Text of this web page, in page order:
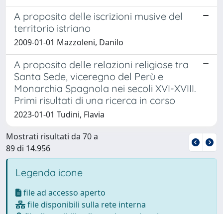
A proposito delle iscrizioni musive del
territorio istriano
2009-01-01 Mazzoleni, Danilo
A proposito delle relazioni religiose tra
Santa Sede, viceregno del Perù e
Monarchia Spagnola nei secoli XVI-XVIII.
Primi risultati di una ricerca in corso
2023-01-01 Tudini, Flavia
Mostrati risultati da 70 a
89 di 14.956
Legenda icone
file ad accesso aperto
file disponibili sulla rete interna